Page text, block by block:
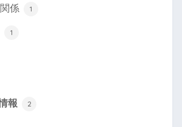
係 1
1
報 2